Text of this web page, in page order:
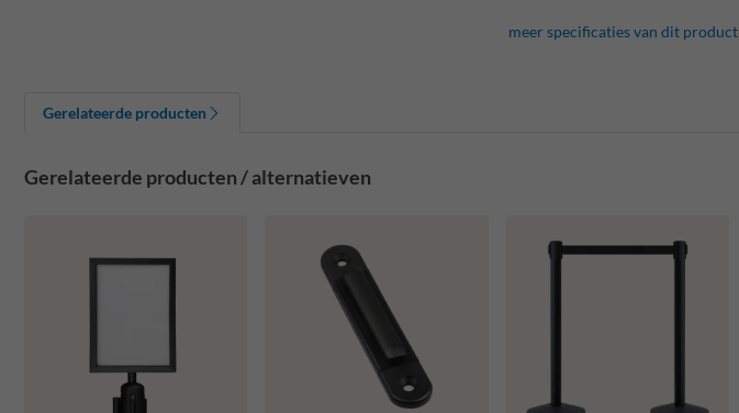
meer specificaties van dit product
Gerelateerde producten
Gerelateerde producten / alternatieven